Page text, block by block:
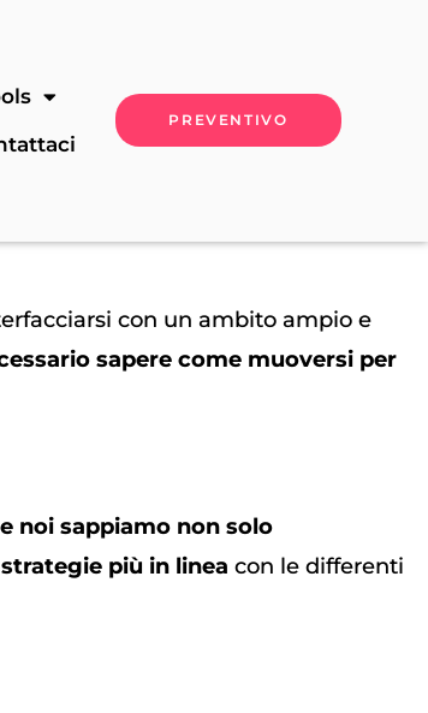
PREVENTIVO
con un ambito ampio e
sapere come muoversi per
noi sappiamo non solo
più in linea con le differenti